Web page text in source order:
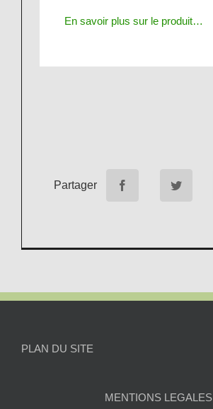
En savoir plus sur le produit…
Partager
PLAN DU SITE
MENTIONS LEGALES